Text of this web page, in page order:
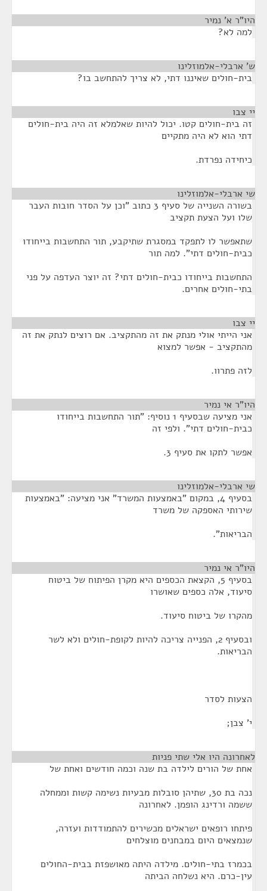
היו"ר א' נמיר
למה לא?
ש' ארבלי-אלמוזלינו
בית-חולים שאיננו דתי, לא צריך להתחשב בו?
יי צבו
זה בית-חולים קטו. יכול להיות שאלמלא זה היה בית-חולים
דתי הוא לא היה מתקיים
כיחידה נפרדת.
שי ארבלי-אלמוזלינו
בשורה השנייה של סעיף 3 כתוב "וכן על הסדר חובות העבר
שלו ועל הצעת תקציב
שתאפשר לו לתפקד במסגרת שתיקבע, תור התחשבות בייחודו
כבית-חולים דתי". למה תור
התחשבות בייחודו כבית-חולים דתי? זה יוצר העדפה על פני
בתי-חולים אחרים.
יי צבו
אני הייתי אולי מנתק את זה מהתקציב. אם רוצים לנתק את זה
מהתקציב - אפשר למצוא
לזה פתרוו.
היו"ר אי נמיר
אני מציעה שבסעיף 1 נוסיף: "תור התחשבות בייחודו
כבית-חולים דתי". ולפי זה
אפשר לתקו את סעיף 3.
שי ארבלי-אלמוזלינו
בסעיף 4, במקום "באמצעות המשרד" אני מציעה: "באמצעות
שירותי האספקה של משרד
הבריאות".
היו"ר אי נמיר
בסעיף 5, הקצאת הכספים היא מקרן הפיתוח של ביטוח
סיעוד, אלה כספים שאושרו
מהקרו של ביטוח סיעוד.
ובסעיף 2, הפנייה צריכה להיות לקופת-חולים ולא לשר
הבריאות.
הצעות לסדר
י' צבן;
לאחרונה היו אלי שתי פניות
אחת של הורים לילדה בת שנה וכמה חודשים ואחת של
נכה בת 30, שתיהן סובלות מבעיות נשימה קשות וממחלה
ששמה ורדינג הופמן. לאחרונה
פיתחו רופאים ישראלים מכשירים להתמודדות ועזרה,
שנמצאים היום במבחנים מוצלחים
בכמרז בתי-חולים. מילדה היתה מאושפזת בבית-החולים
עין-כרם. היא נשלחה הביתה